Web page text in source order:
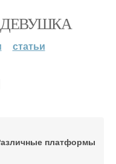
статьи
платформы